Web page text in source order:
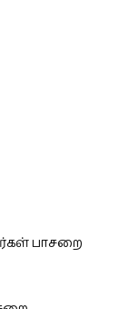
பாசறை